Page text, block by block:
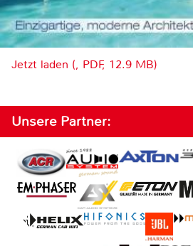
Jetzt laden (, PDF, 12.9 MB)
Unsere Partner: